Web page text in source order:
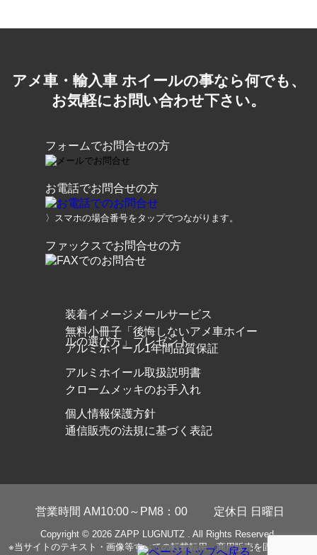
アメ車・輸入車 ホイールの事なら何でも、
お気軽にお問い合わせ下さい。
フォームでお問合せの方
お電話でお問合せの方
〉スマホの場合番号をタップでつながります。
ファックスでお問合せの方
装着イメージメールサービス
無料小冊子「後悔しないアメ車ホイー
ルの選び方」プレゼント
アルミホイール1年間品質保証
アルミホイール取扱説明書
クロームメッキのお手入れ
個人情報保護方針
通信販売の法規に基づく表記
営業時間 AM10:00～PM8：00 定休日 日曜日
Copyright © 2026 ZAPP LUGNUTZ . All Rights Reserved.
※当サイトのテキスト・画像等すべての転載転用、商用販売を固く禁じま